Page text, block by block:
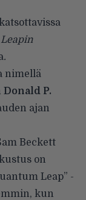
.
nimellä
Donald P.
ajan
Beckett
on
Leap” -
kun